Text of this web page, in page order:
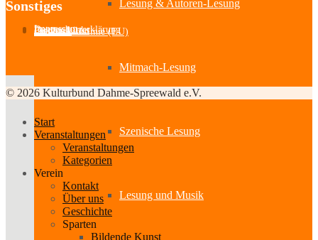
Lesung & Autoren-Lesung
Mitmach-Lesung
Szenische Lesung
Lesung und Musik
Sonstiges
Impressum
Datenschutzerklärung
Partner-Links
Feedback
Cookie-Richtlinie (EU)
© 2026 Kulturbund Dahme-Spreewald e.V.
Start
Veranstaltungen
Veranstaltungen
Kategorien
Verein
Kontakt
Über uns
Geschichte
Sparten
Bildende Kunst